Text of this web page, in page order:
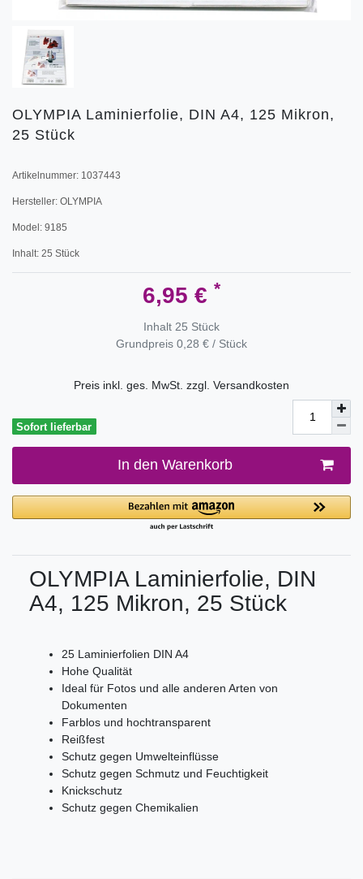
OLYMPIA Laminierfolie, DIN A4, 125 Mikron,
25 Stück
Artikelnummer: 1037443
Hersteller: OLYMPIA
Model: 9185
Inhalt: 25 Stück
6,95 € *
Inhalt 25 Stück
Grundpreis 0,28 € / Stück
Preis inkl. ges. MwSt. zzgl. Versandkosten
Sofort lieferbar
In den Warenkorb
OLYMPIA Laminierfolie, DIN
A4, 125 Mikron, 25 Stück
25 Laminierfolien DIN A4
Hohe Qualität
Ideal für Fotos und alle anderen Arten von
Dokumenten
Farblos und hochtransparent
Reißfest
Schutz gegen Umwelteinflüsse
Schutz gegen Schmutz und Feuchtigkeit
Knickschutz
Schutz gegen Chemikalien